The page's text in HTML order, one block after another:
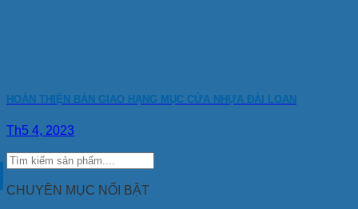
HOÀN THIỆN BÀN GIAO HẠNG MỤC CỬA NHỰA ĐÀI LOAN
Th5 4, 2023
CHUYÊN MỤC NỔI BẬT